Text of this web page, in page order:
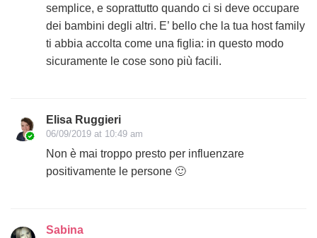
semplice, e soprattutto quando ci si deve occupare
dei bambini degli altri. E’ bello che la tua host family
ti abbia accolta come una figlia: in questo modo
sicuramente le cose sono più facili.
Elisa Ruggieri
06/09/2019 at 10:49 am
Non è mai troppo presto per influenzare
positivamente le persone 🙂
Sabina